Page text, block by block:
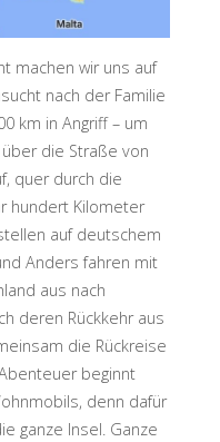
machen wir uns auf
nach der Familie
km in Angriff – um
die Straße von
quer durch die
hundert Kilometer
auf deutschem
Anders fahren mit
aus nach
deren Rückkehr aus
die Rückreise
beginnt
denn dafür
ganze Insel. Ganze